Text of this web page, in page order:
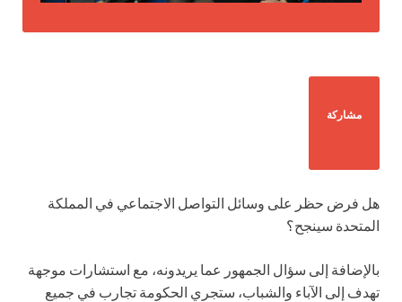
مشاركة
هل فرض حظر على وسائل التواصل الاجتماعي في المملكة
المتحدة سينجح؟
بالإضافة إلى سؤال الجمهور عما يريدونه، مع استشارات موجهة
تهدف إلى الآباء والشباب، ستجري الحكومة تجارب في جميع